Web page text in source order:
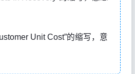
Unit Cost”的缩写，意